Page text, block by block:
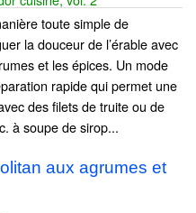
toute simple de
la douceur de l’érable avec
et les épices. Un mode
rapide qui permet une
des filets de truite ou de
à soupe de sirop...
aux agrumes et